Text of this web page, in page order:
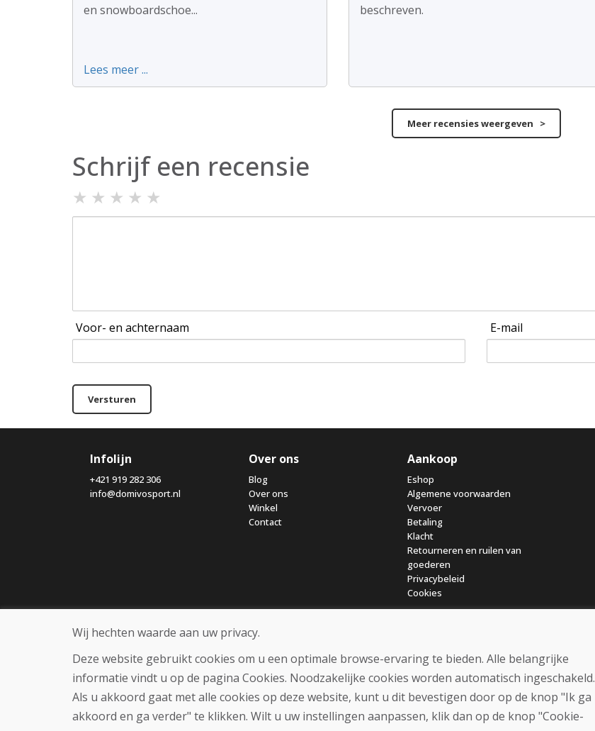
en snowboardschoe...
Lees meer ...
beschreven.
Meer recensies weergeven >
Schrijf een recensie
★ ★ ★ ★ ★
Voor- en achternaam E-mail
Versturen
Infolijn
+421 919 282 306
info@domivosport.nl
Over ons
Blog
Over ons
Winkel
Contact
Aankoop
Eshop
Algemene voorwaarden
Vervoer
Betaling
Klacht
Retourneren en ruilen van
goederen
Privacybeleid
Cookies
© DOMIVOSPORT 2026, alle rechten voorbehouden
websitecreatie e-shop creatie
Wij hechten waarde aan uw privacy.
Deze website gebruikt cookies om u een optimale browse-ervaring te bieden. Alle belangrijke
informatie vindt u op de pagina Cookies. Noodzakelijke cookies worden automatisch ingeschakeld.
Als u akkoord gaat met alle cookies op deze website, kunt u dit bevestigen door op de knop "Ik ga
akkoord en ga verder" te klikken. Wilt u uw instellingen aanpassen, klik dan op de knop "Cookie-